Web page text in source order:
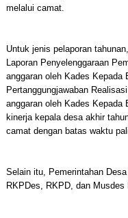
melalui camat.
Untuk jenis pelaporan
Laporan Penyelenggaraan
anggaran oleh Kades Kepada
Pertanggungjawaban
anggaran oleh Kades Kepada
kinerja kepala desa akhir
camat dengan batas waktu
Selain itu, Pemerintahan
RKPDes, RKPD, dan